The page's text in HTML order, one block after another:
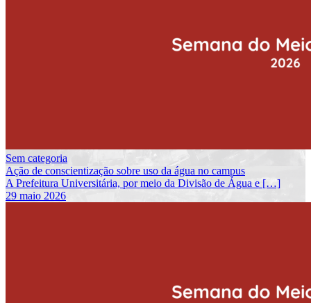
Sem categoria
Ação de conscientização sobre uso da água no campus
A Prefeitura Universitária, por meio da Divisão de Água e […]
29 maio 2026